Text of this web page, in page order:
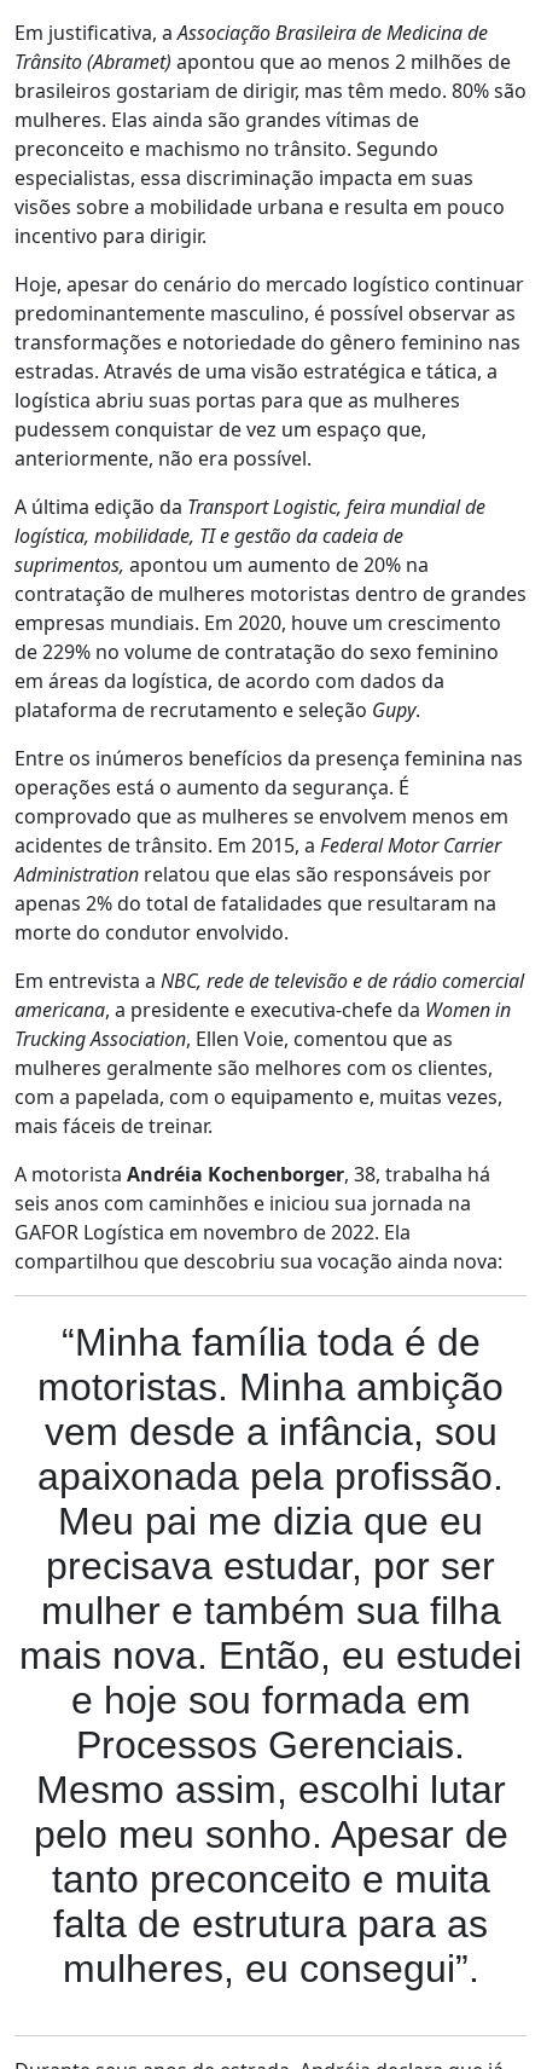
Em justificativa, aAssociação Brasileira de Medicina de
Trânsito (Abramet) apontou que ao menos 2 milhões de
brasileiros gostariam de dirigir, mas têm medo. 80% são
mulheres. Elas ainda são grandes vítimas de
preconceito e machismo no trânsito. Segundo
especialistas, essa discriminação impacta em suas
visões sobre a mobilidade urbana e resulta em pouco
incentivo para dirigir.
Hoje, apesar do cenário do mercado logístico continuar
predominantemente masculino, é possível observar as
transformações e notoriedade do gênero feminino nas
estradas. Através de uma visão estratégica e tática, a
logística abriu suas portas para que as mulheres
pudessem conquistar de vez um espaço que,
anteriormente, não era possível.
A última edição da Transport Logistic, feira mundial de
logística, mobilidade, TI e gestão da cadeia de
suprimentos, apontou um aumento de 20% na
contratação de mulheres motoristas dentro de grandes
empresas mundiais. Em 2020, houve um crescimento
de 229% no volume de contratação do sexo feminino
em áreas da logística, de acordo com dados da
plataforma de recrutamento e seleção Gupy.
Entre os inúmeros benefícios da presença feminina nas
operações está o aumento da segurança. É
comprovado que as mulheres se envolvem menos em
acidentes de trânsito. Em 2015, a Federal Motor Carrier
Administration relatou que elas são responsáveis por
apenas 2% do total de fatalidades que resultaram na
morte do condutor envolvido.
Em entrevista a NBC, rede de televisão e de rádio comercial
americana, a presidente e executiva-chefe da Women in
Trucking Association, Ellen Voie, comentou que as
mulheres geralmente são melhores com os clientes,
com a papelada, com o equipamento e, muitas vezes,
mais fáceis de treinar.
A motorista Andréia Kochenborger, 38, trabalha há
seis anos com caminhões e iniciou sua jornada na
GAFOR Logística em novembro de 2022. Ela
compartilhou que descobriu sua vocação ainda nova:
“Minha família toda é de
motoristas. Minha ambição
vem desde a infância, sou
apaixonada pela profissão.
Meu pai me dizia que eu
precisava estudar, por ser
mulher e também sua filha
mais nova. Então, eu estudei
e hoje sou formada em
Processos Gerenciais.
Mesmo assim, escolhi lutar
pelo meu sonho. Apesar de
tanto preconceito e muita
falta de estrutura para as
mulheres, eu consegui”.